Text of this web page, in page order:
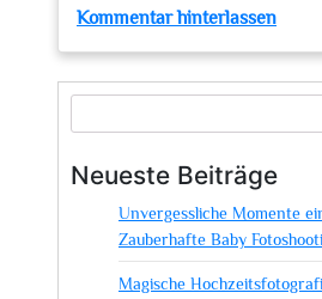
Kommentar hinterlassenzu
mit
und
Neueste Beiträge
Unvergessliche Momente
Zauberhafte Baby
Magische